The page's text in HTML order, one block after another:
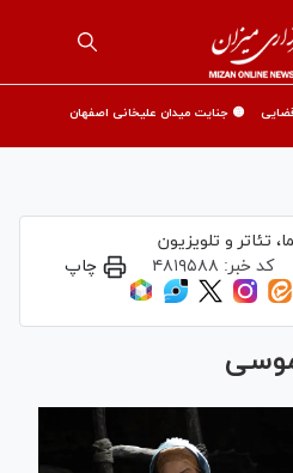
🟡 جنایت میدان علیخانی اصفهان
تئاتر و تلویزیون
کد خبر: ۴۸۱۹۵۸۸ چاپ